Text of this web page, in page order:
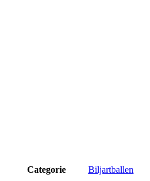
Categorie Biljartballen